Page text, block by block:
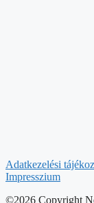
Adatkezelési
Impresszium
©2026 Copyright